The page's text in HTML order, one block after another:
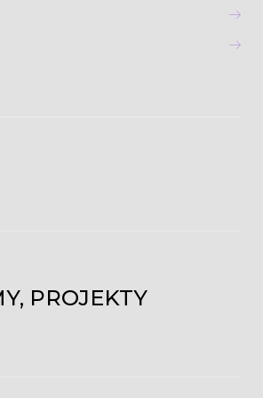
PROJEKTY